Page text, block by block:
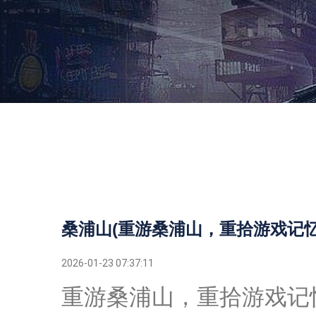
桑浦山(重游桑浦山，重拾游戏记
2026-01-23 07:37:11
重游桑浦山，重拾游戏记